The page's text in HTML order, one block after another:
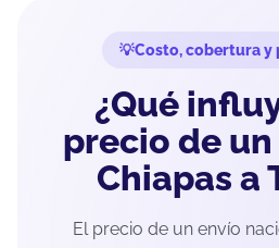
Costo, cobertura y
¿Qué
precio de
Chiapas a
El precio de un envío